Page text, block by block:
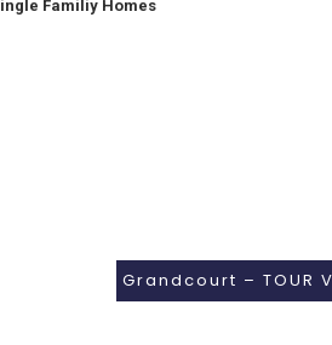
Familiy Homes
Grandcourt – TOUR